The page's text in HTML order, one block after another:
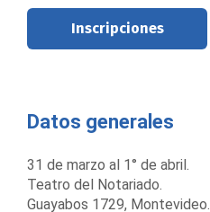
Inscripciones
Datos generales
31 de marzo al 1° de abril.
Teatro del Notariado.
Guayabos 1729, Montevideo.